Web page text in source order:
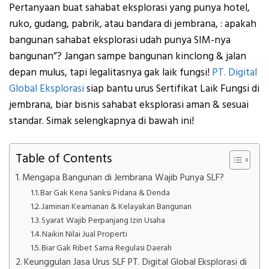
Pertanyaan buat sahabat eksplorasi yang punya hotel,
ruko, gudang, pabrik, atau bandara di jembrana, : apakah
bangunan sahabat eksplorasi udah punya SIM-nya
bangunan”? Jangan sampe bangunan kinclong & jalan
depan mulus, tapi legalitasnya gak laik fungsi! PT. Digital
Global Eksplorasisiap bantu urus Sertifikat Laik Fungsi di
jembrana, biar bisnis sahabat eksplorasi aman & sesuai
standar. Simak selengkapnya di bawah ini!
Table of Contents
Mengapa Bangunan di Jembrana Wajib Punya SLF?
Bar Gak Kena Sanksi Pidana & Denda
Jaminan Keamanan & Kelayakan Bangunan
Syarat Wajib Perpanjang Izin Usaha
Naikin Nilai Jual Properti
Biar Gak Ribet Sama Regulasi Daerah
Keunggulan Jasa Urus SLF PT. Digital Global Eksplorasi di